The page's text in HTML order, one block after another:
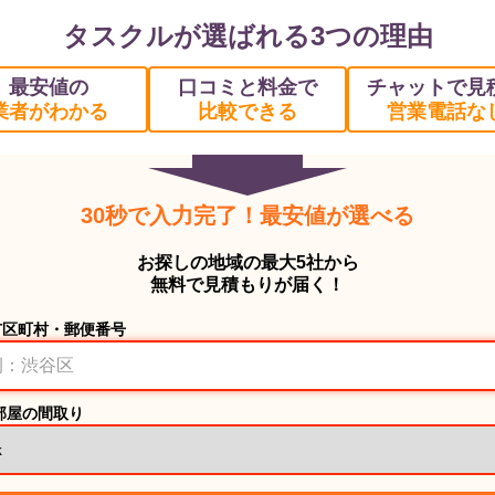
タスクルが選ばれる3つの理由
最安値の
者がわかる
口コミと料金で
比較できる
チャットで見
営業電話な
30秒で入力完了！最安値が選べる
お探しの地域の最大5社から
無料で見積もりが届く！
町村・郵便番号
の間取り